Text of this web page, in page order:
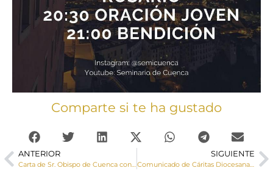
Comparte si te ha gustado
ANTERIOR
Carta de Sr. Obispo de Cuenca con motivo de la solemnidad de San José
SIGUIENTE
Comunicado de Cáritas Diocesana de Cuenca sobre la atención de personas en situación de vulnerabilidad ante el periodo de alarma sanitaria